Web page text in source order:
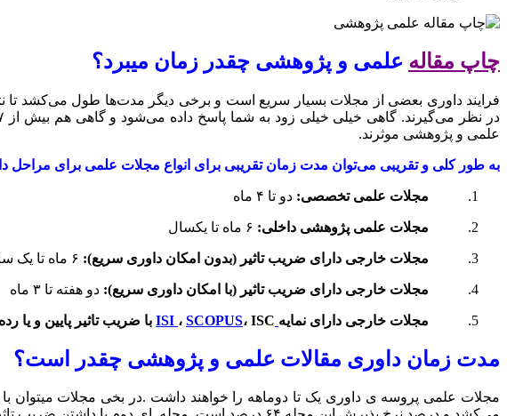
چاپ مقاله علمی و پژوهشی چقدر زمان میبرد؟
فرایند داوری بعضی از مجلات بسیار سریع است و برخی دیگر مدت‌ها طول می‌کشد تا
علمی و پژوهشی موثرند.
به طور کلی و تقریبی می‌توان مدت زمان تقریبی برای انواع مجلات علمی برای مراحل
مجلات علمی تخصصی: دو تا ۴ ماه
مجلات علمی پژوهشی داخلی:
مجلات خارجی دارای ضریب تاثیر (بدون امکان داوری سریع):
مجلات خارجی دارای ضریب تاثیر (با امکان داوری سریع): دو هفته تا ۳ ماه
مجلات خارجی دارای نمایه ، SCOPUS، ISC با ضریب تاثیر پایین و یا
مدت زمان داوری مقالات علمی و پژوهشی چقدر است؟